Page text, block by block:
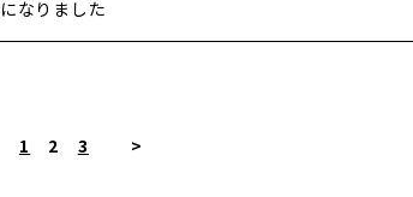
なりました
1 2 3 >